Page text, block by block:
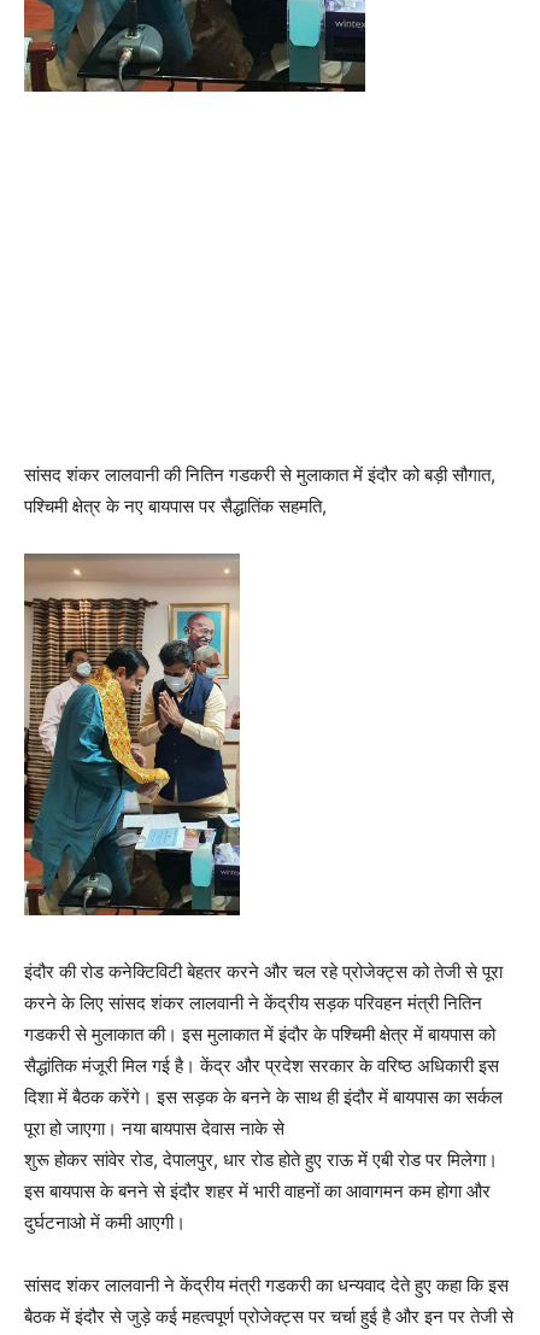
सांसद शंकर लालवानी की नितिन गडकरी से मुलाकात में इंदौर को बड़ी सौगात,
पश्चिमी क्षेत्र के नए बायपास पर सैद्धातिंक सहमति,
इंदौर की रोड कनेक्टिविटी बेहतर करने और चल रहे प्रोजेक्‍ट्स को तेजी से पूरा
करने के लिए सांसद शंकर लालवानी ने केंद्रीय सड़क परिवहन मंत्री नितिन
गडकरी से मुलाकात की। इस मुलाकात में इंदौर के पश्चिमी क्षेत्र में बायपास को
सैद्धांतिक मंजूरी मिल गई है। केंद्र और प्रदेश सरकार के वरिष्‍ठ अधिकारी इस
दिशा में बैठक करेंगे। इस सड़क के बनने के साथ ही इंदौर में बायपास का सर्कल
पूरा हो जाएगा। नया बायपास देवास नाके से
शुरू होकर सांवेर रोड, देपालपुर, धार रोड होते हुए राऊ में एबी रोड पर मिलेगा।
इस बायपास के बनने से इंदौर शहर में भारी वाहनों का आवागमन कम होगा और
दुर्घटनाओ में कमी आएगी।
सांसद शंकर लालवानी ने केंद्रीय मंत्री गडकरी का धन्‍यवाद देते हुए कहा कि इस
बैठक में इंदौर से जुड़े कई महत्‍वपूर्ण प्रोजेक्‍ट्स पर चर्चा हुई है और इन पर तेजी से